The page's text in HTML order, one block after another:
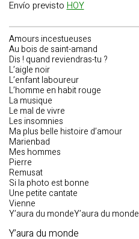
Envío previsto HOY
Amours incestueuses
Au bois de saint-amand
Dis ! quand reviendras-tu ?
L’aigle noir
L’enfant laboureur
L’homme en habit rouge
La musique
Le mal de vivre
Les insomnies
Ma plus belle histoire d’amour
Marienbad
Mes hommes
Pierre
Remusat
Si la photo est bonne
Une petite cantate
Vienne
Y’aura du mondeY’aura du monde
Y’aura du monde